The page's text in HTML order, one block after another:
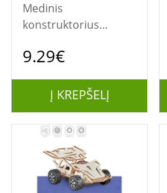
Medinis
konstruktorius
modelis
9.29€
Į KREPŠELĮ